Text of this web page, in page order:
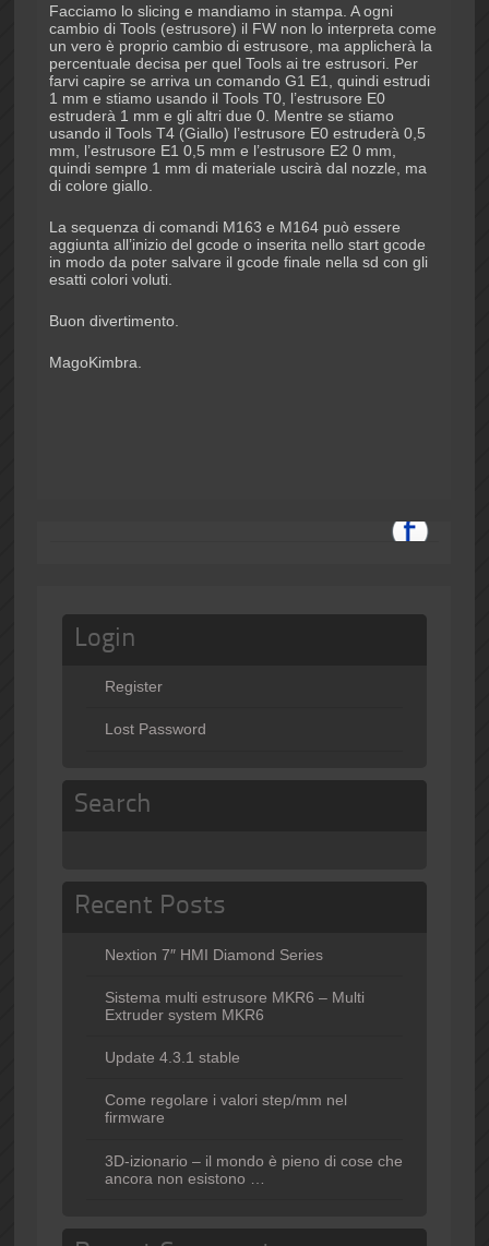
Facciamo lo slicing e mandiamo in stampa. A ogni
cambio di Tools (estrusore) il FW non lo interpreta come
un vero è proprio cambio di estrusore, ma applicherà la
percentuale decisa per quel Tools ai tre estrusori. Per
farvi capire se arriva un comando G1 E1, quindi estrudi
1 mm e stiamo usando il Tools T0, l’estrusore E0
estruderà 1 mm e gli altri due 0. Mentre se stiamo
usando il Tools T4 (Giallo) l’estrusore E0 estruderà 0,5
mm, l’estrusore E1 0,5 mm e l’estrusore E2 0 mm,
quindi sempre 1 mm di materiale uscirà dal nozzle, ma
di colore giallo.
La sequenza di comandi M163 e M164 può essere
aggiunta all’inizio del gcode o inserita nello start gcode
in modo da poter salvare il gcode finale nella sd con gli
esatti colori voluti.
Buon divertimento.
MagoKimbra.
Login
Register
Lost Password
Search
Recent Posts
Nextion 7″ HMI Diamond Series
Sistema multi estrusore MKR6 – Multi
Extruder system MKR6
Update 4.3.1 stable
Come regolare i valori step/mm nel
firmware
3D-izionario – il mondo è pieno di cose che
ancora non esistono …